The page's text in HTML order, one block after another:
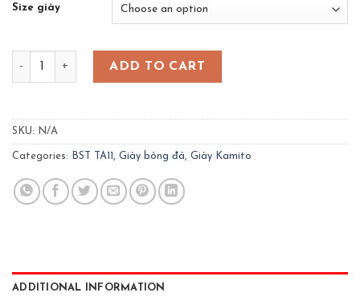
Size giày
Giày TA11 Pro- IC- màu hồng quantity
ADD TO CART
SKU: N/A
Categories: BST TA11, Giày bóng đá, Giày Kamito
ADDITIONAL INFORMATION